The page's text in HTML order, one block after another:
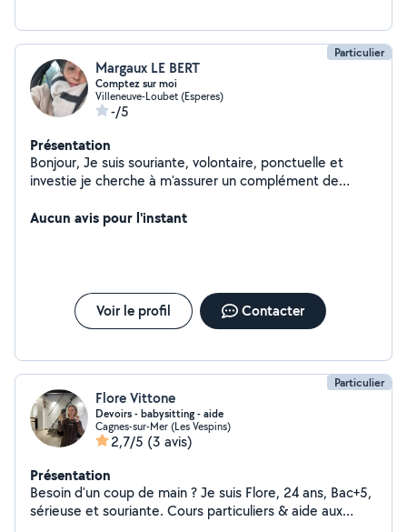
Particulier
Margaux LE BERT
Comptez sur moi
Villeneuve-Loubet (Esperes)
-/5
Présentation
Bonjour, Je suis souriante, volontaire, ponctuelle et
investie je cherche à m'assurer un complément de
récupère mon poste à la mairie en chargée de
Aucun avis pour l'instant
Voir le profil Contacter
Particulier
Flore Vittone
Devoirs - babysitting - aide
Cagnes-sur-Mer (Les Vespins)
2,7/5 (3 avis)
Présentation
Besoin d'un coup de main ? Je suis Flore, 24 ans, Bac+5,
sérieuse et souriante. Cours particuliers & aide aux